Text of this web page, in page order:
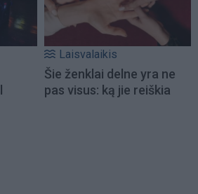
Laisvalaikis
Šie ženklai delne yra ne
pas visus: ką jie reiškia